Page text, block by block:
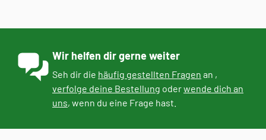
Wir helfen dir gerne weiter
Seh dir die häufig gestellten Fragen an ,
verfolge deine Bestellung oderwende dich an
uns, wenn du eine Frage hast.